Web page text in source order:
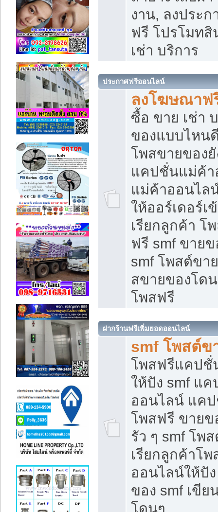
งาน, ลงประ
ฟรี โปรโมท
เช่า บริการ
ประกาศฟรีออนไลน์
ลงโฆษณาฟ
ซื้อ ขาย เช่า
ของแบบไหน
โพสขายของยั
แคปชั่นแม่ค้
แม่ค้าออนไล
ให้ออร์เดอร์เ
เรียกลูกค้า โ
ฟรี smf ขาย
smf โพสต์ขา
สขายของโด
โพสฟรี
ฝากร้านฟรีเพิ่มยอดออนไลน์
smf โพสต์ข
โพสฟรีแคปชั่
ให้ปัง smf แ
ออนไลน์ แค
โพสฟรี ขายข
รัว ๆ smf โพ
เรียกลูกค้าโ
ออนไลน์ให้ปั
ของ smf เขี
โดนๆ